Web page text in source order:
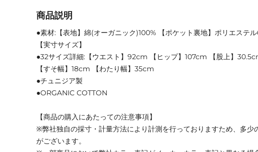
商品説明
●素材:【表地】綿(オーガニック)100% 【ポケット裏地】ポリエステ
【実寸サイズ】
●32サイズ詳細:【ウエスト】92cm 【ヒップ】107cm 【股上】
【すそ幅】18cm 【わたり幅】35cm
●チュニジア製
●ORGANIC COTTON
【商品の購入にあたっての注意事項】
※弊社独自の採寸・計量方法により計測を行っておりますため、多少
がございます。